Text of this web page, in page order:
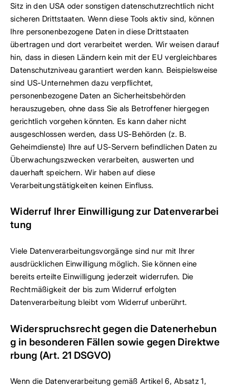
Sitz in den USA oder sonstigen datenschutzrechtlich nicht
sicheren Drittstaaten. Wenn diese Tools aktiv sind, können
Ihre personenbezogene Daten in diese Drittstaaten
übertragen und dort verarbeitet werden. Wir weisen darauf
hin, dass in diesen Ländern kein mit der EU vergleichbares
Datenschutzniveau garantiert werden kann. Beispielsweise
sind US-Unternehmen dazu verpflichtet,
personenbezogene Daten an Sicherheitsbehörden
herauszugeben, ohne dass Sie als Betroffener hiergegen
gerichtlich vorgehen könnten. Es kann daher nicht
ausgeschlossen werden, dass US-Behörden (z. B.
Geheimdienste) Ihre auf US-Servern befindlichen Daten zu
Überwachungszwecken verarbeiten, auswerten und
dauerhaft speichern. Wir haben auf diese
Verarbeitungstätigkeiten keinen Einfluss.
Widerruf Ihrer Einwilligung zur Datenverarbei
tung
Viele Datenverarbeitungsvorgänge sind nur mit Ihrer
ausdrücklichen Einwilligung möglich. Sie können eine
bereits erteilte Einwilligung jederzeit widerrufen. Die
Rechtmäßigkeit der bis zum Widerruf erfolgten
Datenverarbeitung bleibt vom Widerruf unberührt.
Widerspruchsrecht gegen die Datenerhebun
g in besonderen Fällen sowie gegen Direktwe
rbung (Art. 21 DSGVO)
Wenn die Datenverarbeitung gemäß Artikel 6, Absatz 1,